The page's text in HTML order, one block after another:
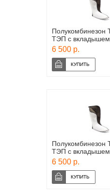
Полукомбинезон
ТЭП с
6 500 р.
Полукомбинезон
ТЭП с
6 500 р.